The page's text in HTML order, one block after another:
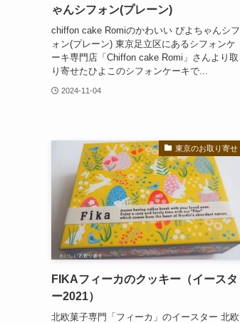
ゃんシフォン(プレーン)
chiffon cake Romiのかわいい ぴよちゃんシフ
ォン(プレーン) 東京足立区にあるシフォンケ
ーキ専門店「Chiffon cake Romi」さんより取
り寄せたひよこのシフォンケーキで...
2024-11-04
東京のお取り寄せ
FIKAフィーカのクッキー（イースタ
ー2021）
北欧菓子専門「フィーカ」のイースター 北欧